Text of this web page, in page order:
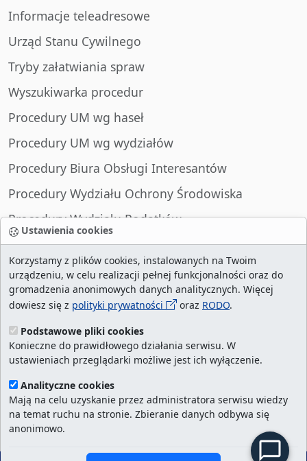
Ustawienia cookies
Korzystamy z plików cookies, instalowanych na Twoim
urządzeniu, w celu realizacji pełnej funkcjonalności oraz do
gromadzenia anonimowych danych analitycznych. Więcej
dowiesz się z polityki prywatności oraz RODO.
Podstawowe pliki cookies
Konieczne do prawidłowego działania serwisu. W
ustawieniach przeglądarki możliwe jest ich wyłączenie.
Analityczne cookies
Mają na celu uzyskanie przez administratora serwisu wiedzy
na temat ruchu na stronie. Zbieranie danych odbywa się
anonimowo.
Informacje teleadresowe
Urząd Stanu Cywilnego
Tryby załatwiania spraw
Wyszukiwarka procedur
Procedury UM wg haseł
Procedury UM wg wydziałów
Procedury Biura Obsługi Interesantów
Procedury Wydziału Ochrony Środowiska
Procedury Wydziału Podatków
Procedury Wydziału Spraw Obywatelskich
liczba wizyt:29006845/ aktualna strona:
najczęściej odwiedzane strony
cookies
Urząd Miasta Szczecin. Portal eurzad.szczecin.pl
jest integralną częścią Biuletynu Informacji
Publicznej Urzędu Miasta Szczecin.
Kontakt:
ekancelaria@um.szczecin.pl